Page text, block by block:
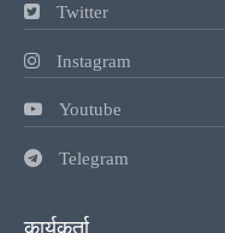
Twitter
Instagram
Youtube
Telegram